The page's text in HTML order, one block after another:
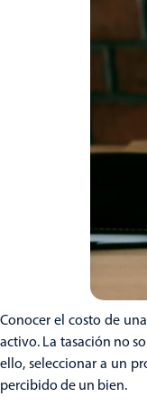
Conocer el costo de
activo. La tasación no
ello, seleccionar a un
percibido de un bien.